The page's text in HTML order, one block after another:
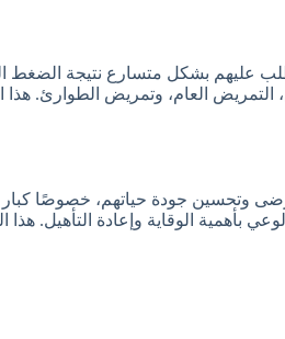
عليهم بشكل متسارع نتيجة الضغط
العام، وتمريض الطوارئ.
وتحسين جودة حياتهم، خصوصًا
بأهمية الوقاية وإعادة